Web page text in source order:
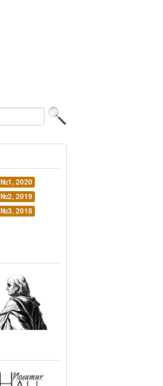
№1, 2020
№2, 2019
№3, 2018